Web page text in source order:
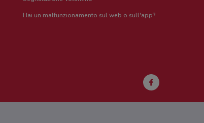
Hai un malfunzionamento sul web o sull'app?